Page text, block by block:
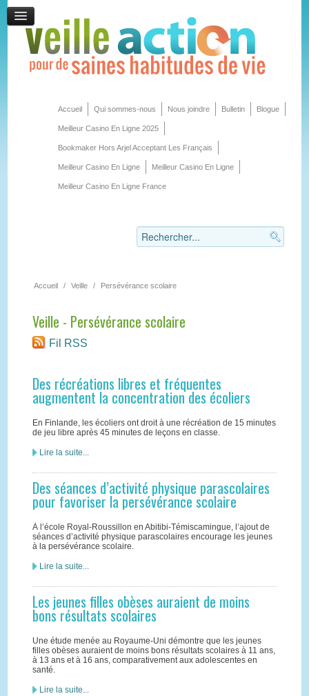
Accueil Qui sommes-nous Nous joindre Bulletin Blogue
Meilleur Casino En Ligne 2025
Bookmaker Hors Arjel Acceptant Les Français
Meilleur Casino En Ligne Meilleur Casino En Ligne
Meilleur Casino En Ligne France
Accueil / Veille / Persévérance scolaire
Veille - Persévérance scolaire
Fil RSS
Des récréations libres et fréquentes
augmentent la concentration des écoliers
En Finlande, les écoliers ont droit à une récréation de 15 minutes
de jeu libre après 45 minutes de leçons en classe.
Lire la suite...
Des séances d’activité physique parascolaires
pour favoriser la persévérance scolaire
À l’école Royal-Roussillon en Abitibi-Témiscamingue, l’ajout de
séances d’activité physique parascolaires encourage les jeunes
à la persévérance scolaire.
Lire la suite...
Les jeunes filles obèses auraient de moins
bons résultats scolaires
Une étude menée au Royaume-Uni démontre que les jeunes
filles obèses auraient de moins bons résultats scolaires à 11 ans,
à 13 ans et à 16 ans, comparativement aux adolescentes en
santé.
Lire la suite...